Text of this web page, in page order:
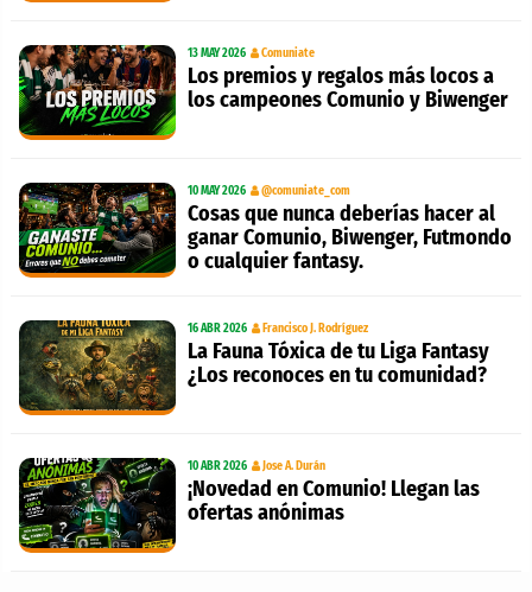
13 MAY 2026 Comuniate
Los premios y regalos más locos a
los campeones Comunio y Biwenger
10 MAY 2026 @comuniate_com
Cosas que nunca deberías hacer al
ganar Comunio, Biwenger, Futmondo
o cualquier fantasy.
16 ABR 2026 Francisco J. Rodríguez
La Fauna Tóxica de tu Liga Fantasy
¿Los reconoces en tu comunidad?
10 ABR 2026 Jose A. Durán
¡Novedad en Comunio! Llegan las
ofertas anónimas